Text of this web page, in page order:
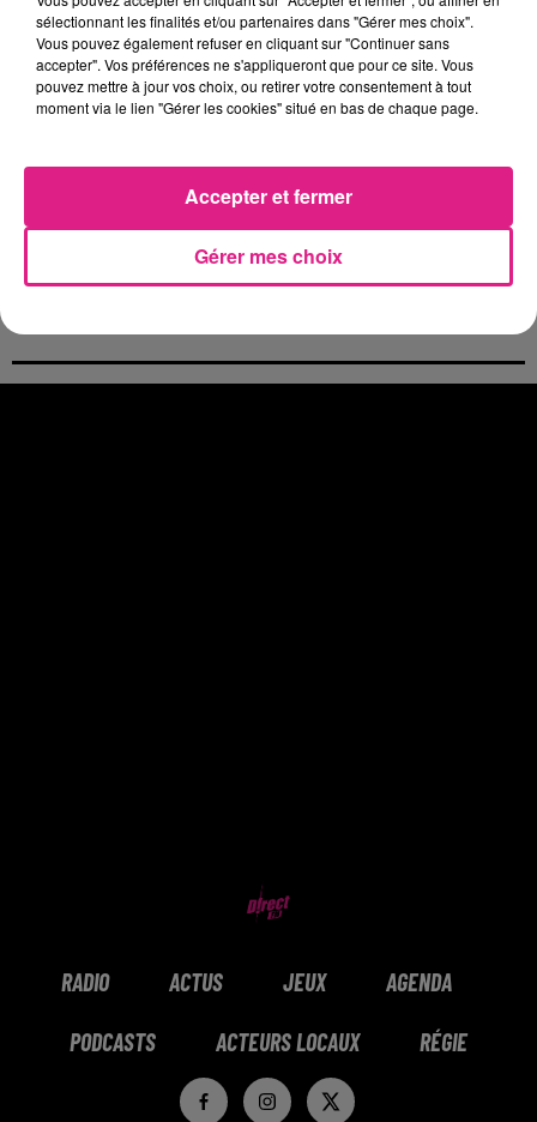
Officiel : Gauthier Hein quitte le FC Metz pour l'OGC Nice
4 août 2026
Officiel : le lac de Madine reporte son feu d’artifice
4 août 2026
31 juillet 2026
Chalets de Noël solidaires : la ville de Metz lance un appel à...
31 juillet 2026
Vosges : les feux d’artifice de Gérardmer sont annulés
RADIO ACTUS JEUX AGENDA
PODCASTS ACTEURS LOCAUX RÉGIE
sélectionnant les finalités et/ou partenaires dans "Gérer mes choix".
Vous pouvez également refuser en cliquant sur "Continuer sans
accepter". Vos préférences ne s'appliqueront que pour ce site. Vous
pouvez mettre à jour vos choix, ou retirer votre consentement à tout
moment via le lien "Gérer les cookies" situé en bas de chaque page.
Gérer mes choix
Accepter et fermer